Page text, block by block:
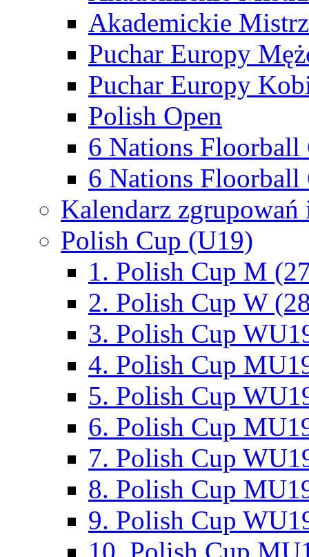
Akademickie
Puchar Europy
Puchar Europy
Polish Open
6 Nations Floorball
6 Nations Floorball
Kalendarz
Polish Cup (U19)
1. Polish Cup M
2. Polish Cup W
3. Polish Cup
4. Polish Cup
5. Polish Cup
6. Polish Cup
7. Polish Cup
8. Polish Cup
9. Polish Cup
10. Polish Cup